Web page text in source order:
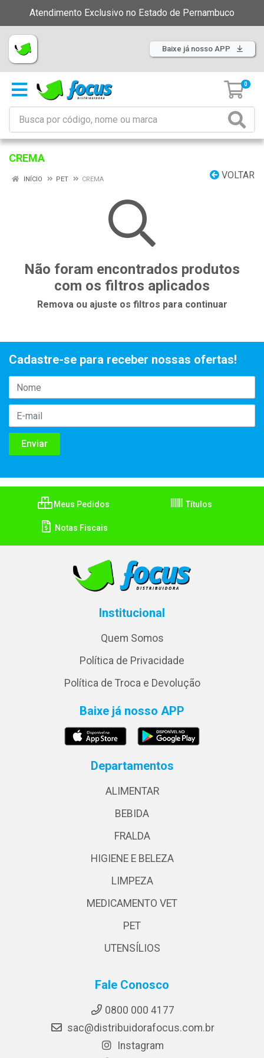
Atendimento Exclusivo no Estado de Pernambuco
Baixe já nosso APP
0
CREMA
VOLTAR
INÍCIO PET CREMA
Não foram encontrados produtos
com os filtros aplicados
Remova ou ajuste os filtros para continuar
Cadastre-se para receber nossas ofertas!
Meus Pedidos Títulos
Notas Fiscais
Institucional
Quem Somos
Política de Privacidade
Política de Troca e Devolução
Baixe já nosso APP
Departamentos
ALIMENTAR
BEBIDA
FRALDA
HIGIENE E BELEZA
LIMPEZA
MEDICAMENTO VET
PET
UTENSÍLIOS
Fale Conosco
0800 000 4177
sac@distribuidorafocus.com.br
Instagram